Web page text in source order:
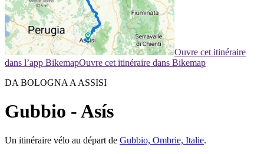
Ouvre cet itinéraire
dans l’app BikemapOuvre cet itinéraire dans Bikemap
DA BOLOGNA A ASSISI
Gubbio - Asís
Un itinéraire vélo au départ de Gubbio, Ombrie, Italie.